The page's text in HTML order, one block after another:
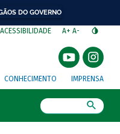
DO GOVERNO
ACESSIBILIDADE A+ A-
CONHECIMENTO IMPRENSA